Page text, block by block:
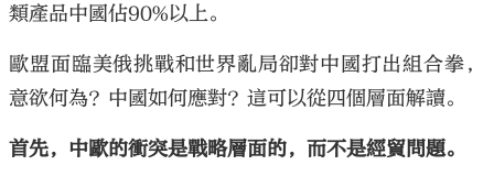
類產品中國佔90%以上。
歐盟面臨美俄挑戰和世界亂局卻對中國打出組合拳，
意欲何為？中國如何應對？這可以從四個層面解讀。
首先，中歐的衝突是戰略層面的，而不是經貿問題。